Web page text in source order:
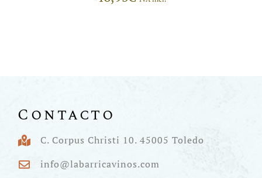
Contacto
C. Corpus Christi 10. 45005 Toledo
info@labarricavinos.com